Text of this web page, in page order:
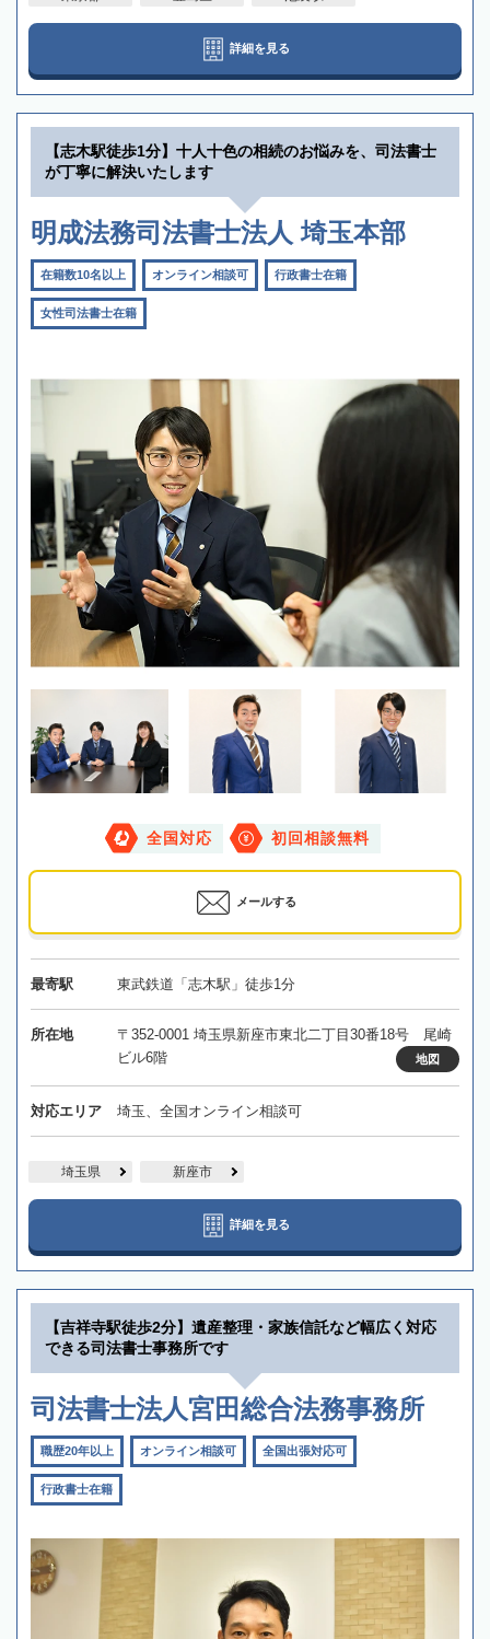
詳細を見る
【志木駅徒歩1分】十人十色の相続のお悩みを、司法書士
が丁寧に解決いたします
明成法務司法書士法人 埼玉本部
在籍数10名以上 オンライン相談可 行政書士在籍
女性司法書士在籍
全国対応 初回相談無料
メールする
最寄駅 東武鉄道「志木駅」徒歩1分
所在地
〒352-0001 埼玉県新座市東北二丁目30番18号 尾崎
ビル6階
地図
対応エリア 埼玉、全国オンライン相談可
埼玉県 新座市
詳細を見る
【吉祥寺駅徒歩2分】遺産整理・家族信託など幅広く対応
できる司法書士事務所です
司法書士法人宮田総合法務事務所
職歴20年以上 オンライン相談可 全国出張対応可
行政書士在籍